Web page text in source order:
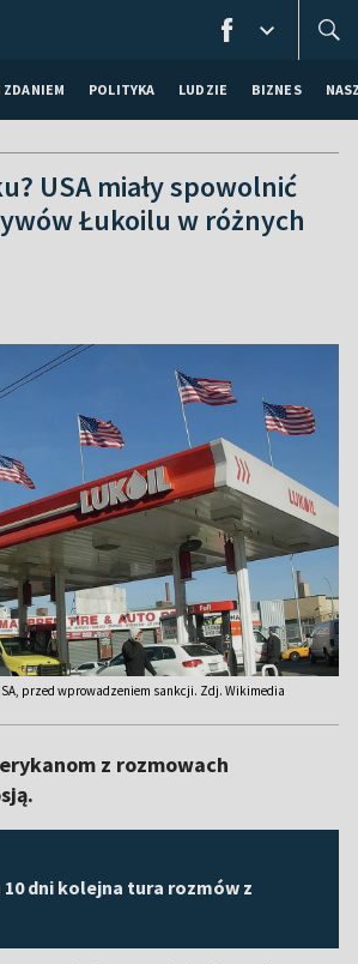
ZDANIEM POLITYKA LUDZIE BIZNES
USA miały spowolnić
Łukoilu w różnych
przed wprowadzeniem sankcji. Zdj. Wikimedia
z rozmowach
10 dni kolejna tura rozmów z